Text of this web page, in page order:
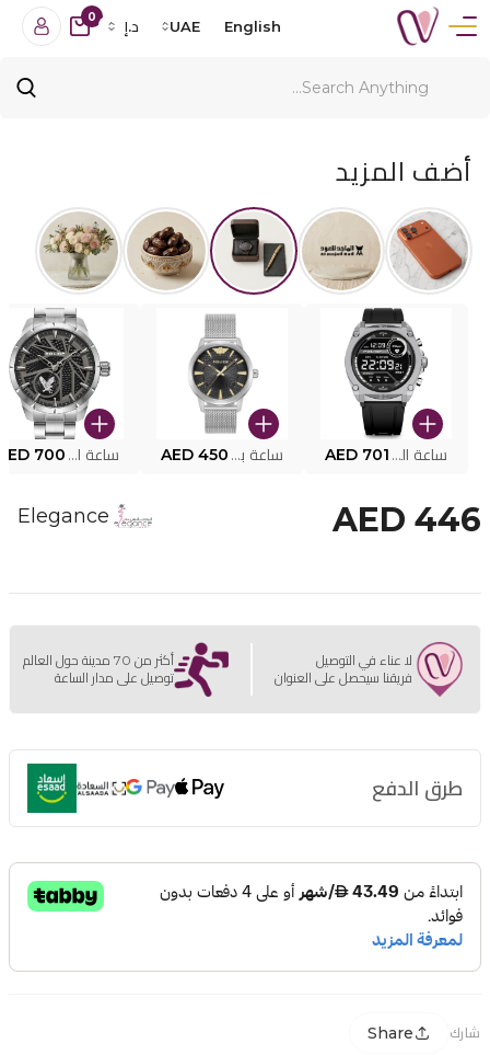
English
UAE د.إ
0
أضف المزيد
ساعة البوليس الذكية MY.AVATAR PEIUN0000101 AED 701 ساعة بوليس للرجال PEWJG0005002 AED 450 ساعة البوليس PEWJG2227302 700
AED 446
Elegance
لا عناء في التوصيل
فريقنا سيحصل على العنوان
أكثر من 70 مدينة حول العالم
توصيل على مدار الساعة
طرق الدفع
شارك Share